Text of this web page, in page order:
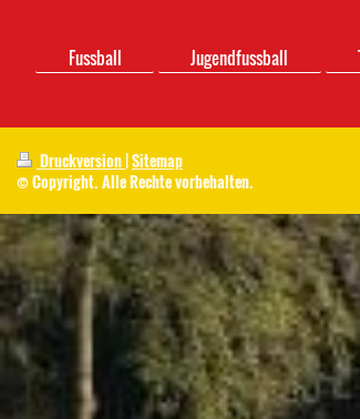
Fussball Jugendfussball
Druckversion|Sitemap
© Copyright. Alle Rechte vorbehalten.